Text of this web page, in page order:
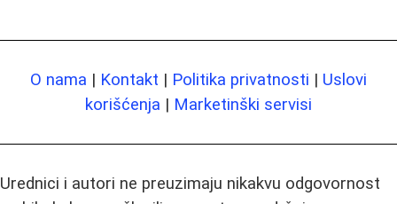
O nama | Kontakt | Politika privatnosti | Uslovi
korišćenja | Marketinški servisi
Urednici i autori ne preuzimaju nikakvu odgovornost